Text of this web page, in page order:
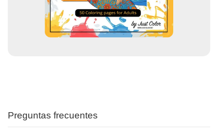
Preguntas frecuentes